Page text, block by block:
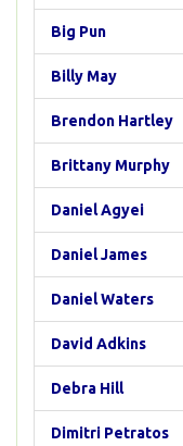
Big Pun
Billy May
Brendon Hartley
Brittany Murphy
Daniel Agyei
Daniel James
Daniel Waters
David Adkins
Debra Hill
Dimitri Petratos